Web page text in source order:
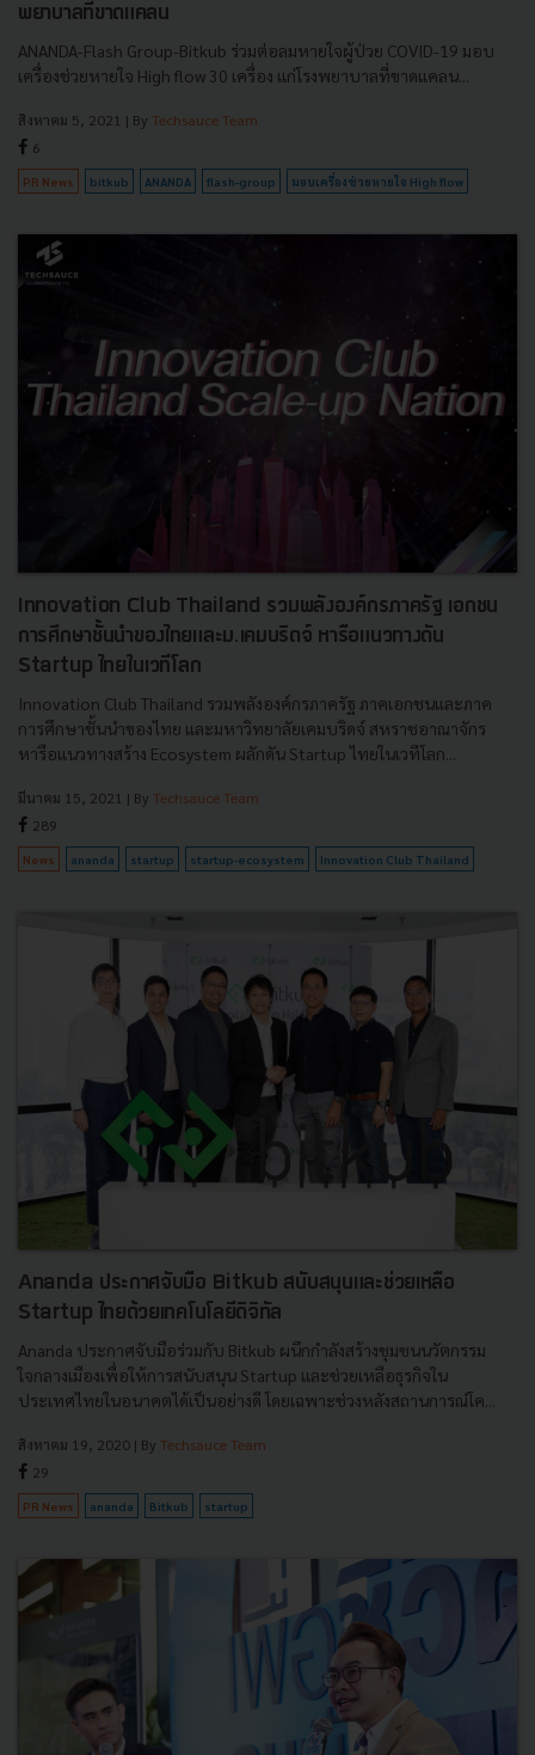
พยาบาลที่ขาดแคลน
ANANDA-Flash Group-Bitkub ร่วมต่อลมหายใจผู้ป่วย COVID-19 มอบ
เครื่องช่วยหายใจ High flow 30 เครื่อง แก่โรงพยาบาลที่ขาดแคลน...
สิงหาคม 5, 2021 | By Techsauce Team
6
PR News bitkub ANANDA flash-group มอบเครื่องช่วยหายใจ High flow
Innovation Club Thailand รวมพลังองค์กรภาครัฐ เอกชน
การศึกษาชั้นนำของไทยและม.เคมบริดจ์ หารือแนวทางดัน
Startup ไทยในเวทีโลก
Innovation Club Thailand รวมพลังองค์กรภาครัฐ ภาคเอกชนและภาค
การศึกษาชั้นนำของไทย และมหาวิทยาลัยเคมบริดจ์ สหราชอาณาจักร
หารือแนวทางสร้าง Ecosystem ผลักดัน Startup ไทยในเวทีโลก...
มีนาคม 15, 2021 | By Techsauce Team
289
News ananda startup startup-ecosystem Innovation Club Thailand
Ananda ประกาศจับมือ Bitkub สนับสนุนและช่วยเหลือ
Startup ไทยด้วยเทคโนโลยีดิจิทัล
Ananda ประกาศจับมือร่วมกับ Bitkub ผนึกกำลังสร้างชุมชนนวัตกรรม
ใจกลางเมืองเพื่อให้การสนับสนุน Startup และช่วยเหลือธุรกิจใน
ประเทศไทยในอนาคตได้เป็นอย่างดี โดยเฉพาะช่วงหลังสถานการณ์โค...
สิงหาคม 19, 2020 | By Techsauce Team
29
PR News ananda Bitkub startup